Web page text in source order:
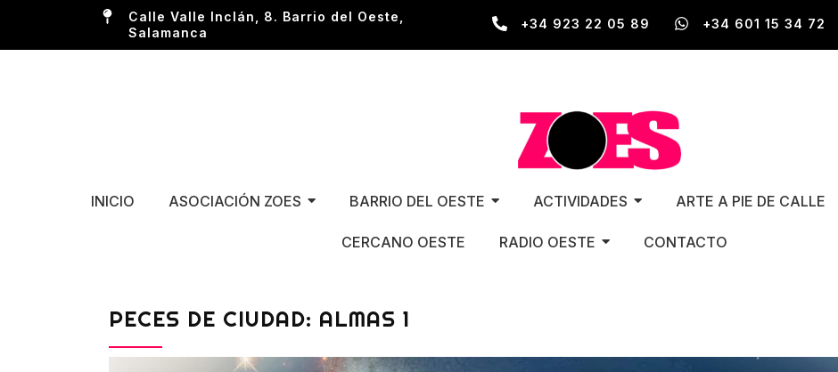
Calle Valle Inclán, 8. Barrio del Oeste,
Salamanca
+34 923 22 05 89 +34 601 15 34 72
INICIO ASOCIACIÓN ZOES BARRIO DEL OESTE ACTIVIDADES ARTE A PIE DE CALLE
CERCANO OESTE RADIO OESTE CONTACTO
PECES DE CIUDAD: ALMAS 1